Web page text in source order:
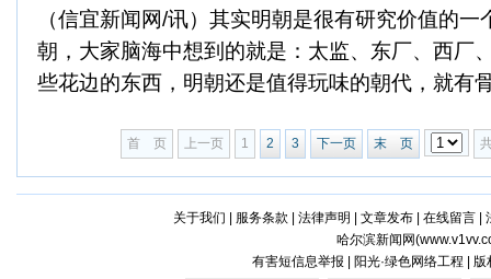
（信宜新闻网/讯）其实明朝是很有研究价值的
朝，大家脑海中想到的就是：太监、东厂、西厂
些花边的东西，明朝还是值得玩味的朝代，就有
首 页 上一页 1 2 3 下一页 末 页
关于我们 服务条款 法律声明 文章发布| 在线留言|
哈尔滨新闻网(
有害短信息举报 | 阳光·绿色网络工程 |